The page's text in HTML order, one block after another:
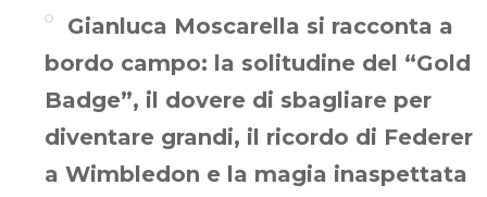
Gianluca Moscarella si racconta a
bordo campo: la solitudine del “Gold
Badge”, il dovere di sbagliare per
diventare grandi, il ricordo di Federer
a Wimbledon e la magia inaspettata